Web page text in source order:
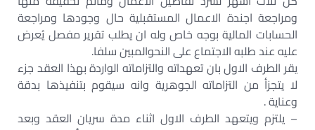
ومراجعة اجندة الاعمال المستقبلية حال وجودها ومراجعة
الحسابات المالية بوجه خاص وله ان يطلب تقرير مفصل يُعرض
عليه عند طلبه الاجتماع على النحوالمبين سلفا.
يقر الطرف الاول بان تعهداته والتزاماته الواردة بهذا العقد جزء
لا يتجزأ من التزاماته الجوهرية وانه سيقوم بتنفيذها بدقة
وعناية .
– يلتزم ويتعهد الطرف الاول اثناء مدة سريان العقد وبعد